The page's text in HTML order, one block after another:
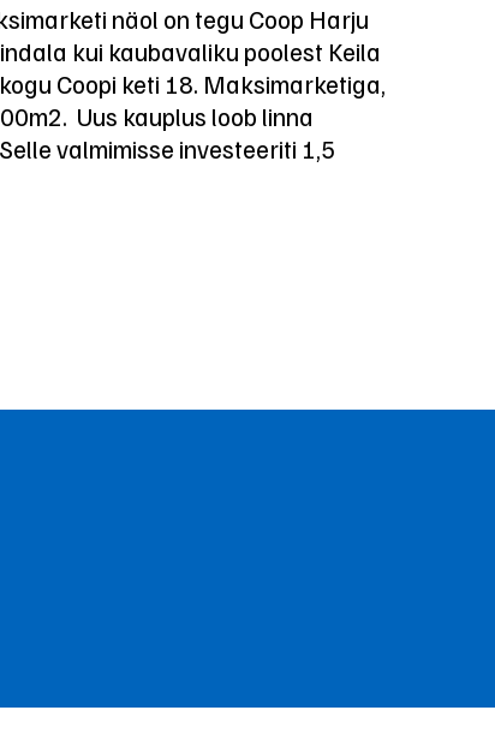
näol on tegu Coop Harju
kui kaubavaliku poolest Keila
Coopi keti 18. Maksimarketiga,
Uus kauplus loob linna
valmimisse investeeriti 1,5